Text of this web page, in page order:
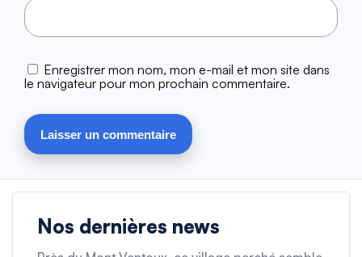
Enregistrer mon nom, mon e-mail et mon site dans
le navigateur pour mon prochain commentaire.
Nos dernières news